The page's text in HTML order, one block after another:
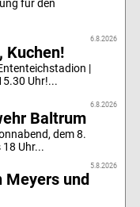
für den
6.8.2026
Kuchen!
|
Uhr!...
6.8.2026
Baltrum
dem 8.
Uhr...
5.8.2026
Meyers und